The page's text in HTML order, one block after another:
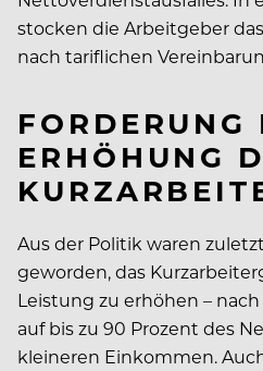
stocken die Arbeitgeber
nach tariflichen
FORDERUNG
ERHÖHUNG
Aus der Politik waren
geworden, das
Leistung zu erhöhen –
auf bis zu 90 Prozent des
kleineren Einkommen.